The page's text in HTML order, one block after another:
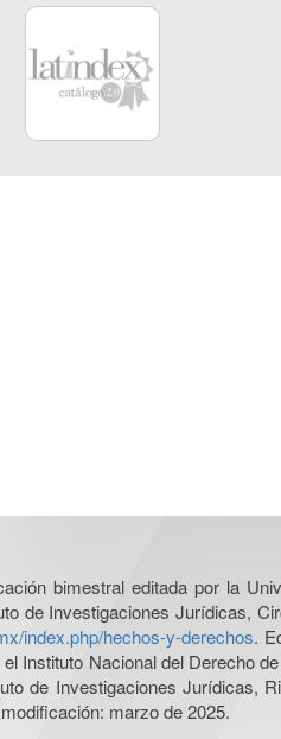
bimestral editada por la
de Investigaciones Jurídicas,
index.php/hechos-y-derechos.
Instituto Nacional del Derecho
de Investigaciones Jurídicas,
marzo de 2025.